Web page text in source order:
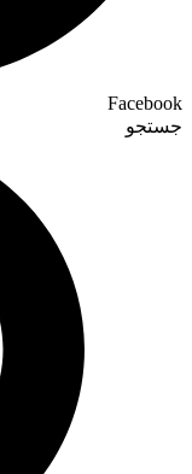
Facebook
جستجو